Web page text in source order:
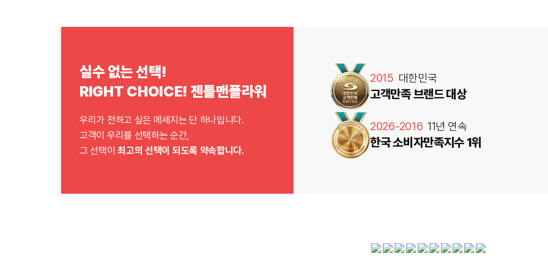
실수 없는 선택!
RIGHT CHOICE! 젠틀맨플라워
우리가 전하고 싶은 메세지는 단 하나입니다.
고객이 우리를 선택하는 순간,
그 선택이최고의 선택이 되도록 약속합니다.
2015 대한민국
고객만족 브랜드 대상
2026-2016 11년 연속
한국 소비자만족지수 1위